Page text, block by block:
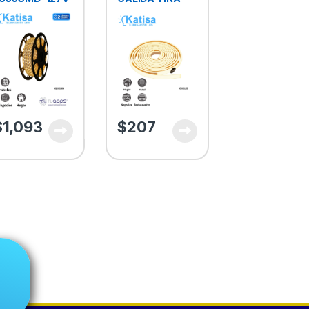
MANGUERA
25M
2835 127V
1,093
12V 48W 5M
$207